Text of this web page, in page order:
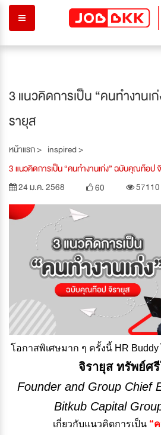
3 แนวคิดการเป็น “คนทำงาน
รายุส
หน้าแรก > inspired >
3 แนวคิดการเป็น “คนทำงานเก่ง” ฉบับคุณท๊อป
24 ม.ค. 2568
60 57110
โอกาสพิเศษมาก ๆ ครั้งนี้ HR
จิรายุส ทรัพย์ศ
Founder and Group Chief
Bitkub Capital
เกี่ยวกับแนวคิดการเป็น “